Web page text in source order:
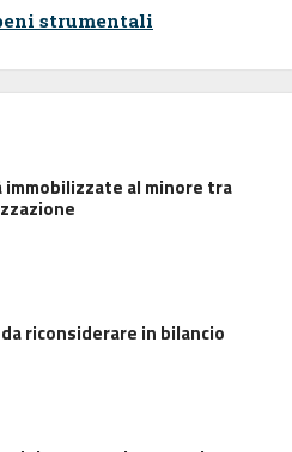
strumentali
immobilizzate al minore tra
riconsiderare in bilancio